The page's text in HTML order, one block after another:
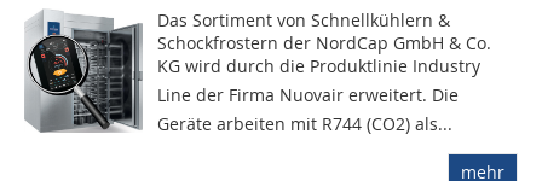
Das Sortiment von Schnellkühlern &
Schockfrostern der NordCap GmbH & Co.
KG wird durch die Produktlinie Industry
Line der Firma Nuovair erweitert. Die
Geräte arbeiten mit R744 (CO2) als...
mehr